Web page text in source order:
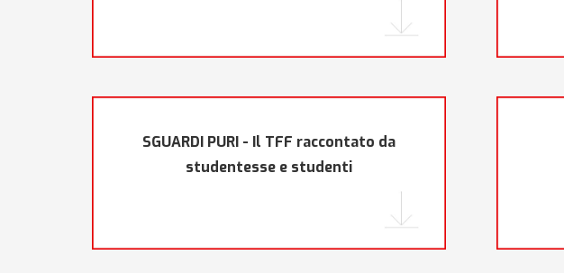
SGUARDI PURI - Il TFF raccontato da
studentesse e studenti